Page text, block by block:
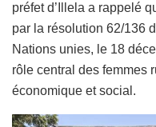
préfet d’Illela a rappelé
par la résolution 62/136
Nations unies, le 18
rôle central des femmes
économique et social.